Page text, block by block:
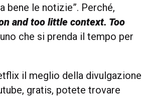
bene le notizie”. Perché,
and too little context. Too
che si prenda il tempo per
il meglio della divulgazione
gratis, potete trovare